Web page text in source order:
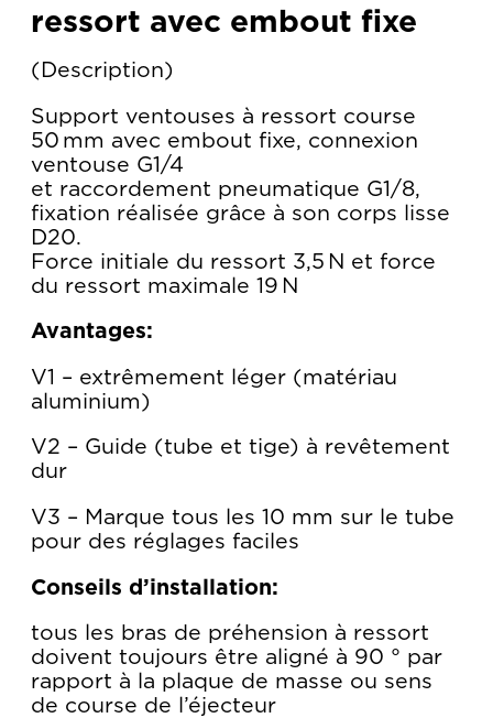
ressort avec embout fixe
Description
Support ventouses à ressort course
50 mm avec embout fixe, connexion
ventouse G1/4
et raccordement pneumatique G1/8,
fixation réalisée grâce à son corps lisse
D20.
Force initiale du ressort 3,5 N et force
du ressort maximale 19 N
Avantages:
V1 – extrêmement léger (matériau
aluminium)
V2 – Guide (tube et tige) à revêtement
dur
V3 – Marque tous les 10 mm sur le tube
pour des réglages faciles
Conseils d’installation:
tous les bras de préhension à ressort
doivent toujours être aligné à 90 ° par
rapport à la plaque de masse ou sens
de course de l’éjecteur